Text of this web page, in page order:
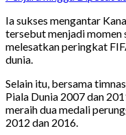
Ia sukses mengantar
tersebut menjadi momen
melesatkan peringkat
dunia.
Selain itu, bersama
Piala Dunia 2007 dan
meraih dua medali
2012 dan 2016.